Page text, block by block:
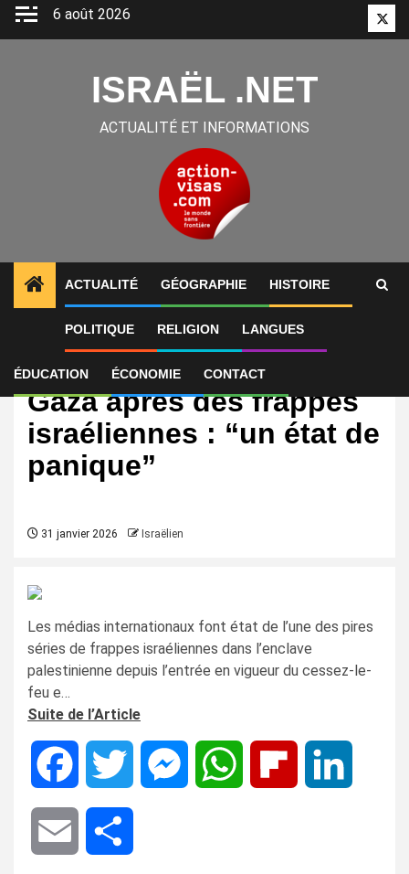
Aller
6 août 2026
ISRAËL .NET
ACTUALITÉ ET INFORMATIONS
ACTUALITÉ GÉOGRAPHIE HISTOIRE
POLITIQUE RELIGION LANGUES
ÉDUCATION ÉCONOMIE CONTACT
International
Au moins 32 morts à
Gaza après des frappes
israéliennes : “un état de
panique”
31 janvier 2026 Israëlien
Les médias internationaux font état de l’une des pires
séries de frappes israéliennes dans l’enclave
palestinienne depuis l’entrée en vigueur du cessez-le-
feu e…
Suite de l’Article
Facebook Twitter MessengerWhatsApp Flipboard
Email